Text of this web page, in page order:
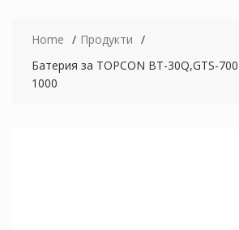
Home
Продукти
Батерия за TOPCON BT-30Q,GTS-
1000